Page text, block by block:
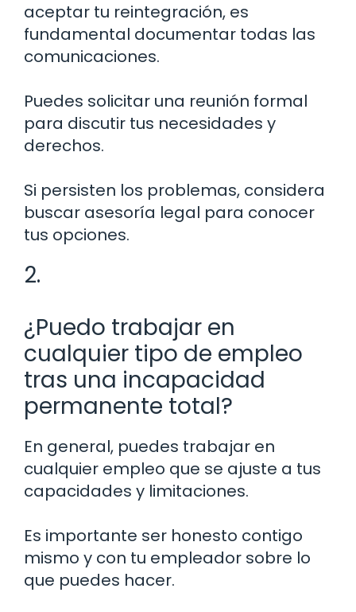
aceptar tu reintegración, es
fundamental documentar todas las
comunicaciones.
Puedes solicitar una reunión formal
para discutir tus necesidades y
derechos.
Si persisten los problemas, considera
buscar asesoría legal para conocer
tus opciones.
2.
¿Puedo trabajar en
cualquier tipo de empleo
tras una incapacidad
permanente total?
En general, puedes trabajar en
cualquier empleo que se ajuste a tus
capacidades y limitaciones.
Es importante ser honesto contigo
mismo y con tu empleador sobre lo
que puedes hacer.